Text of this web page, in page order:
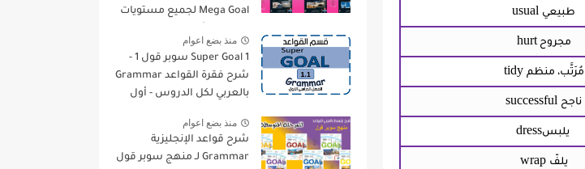
usual طبيعي
hurt مجروح
tidy مُرَتَّب، منظم
successful ناجح
dressيلبس
wrap يلفّ
Mega Goal لجميع مستويات
منذ بضع اعوام
Super Goal 1 سوبر قول 1 -
شرح فقرة القواعد Grammar
بالعربي لكل الدروس - أول
الأول
منذ بضع اعوام
شرح قواعد الإنجليزية
Grammar لـ منهج سوبر قول